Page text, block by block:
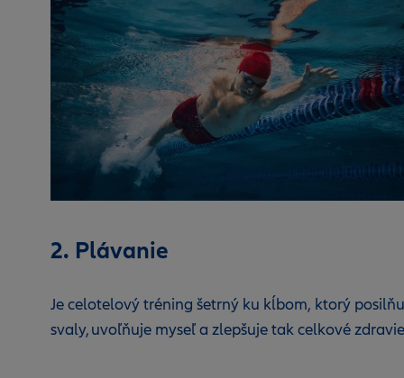
2. Plávanie
Je celotelový tréning šetrný ku kĺbom, ktorý
svaly, uvoľňuje myseľ a zlepšuje tak celkové